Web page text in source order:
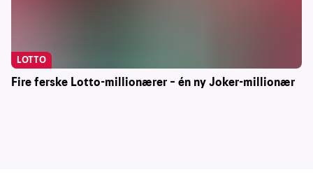
Fire ferske Lotto-millionærer – én ny Joker-millionær
LOTTO